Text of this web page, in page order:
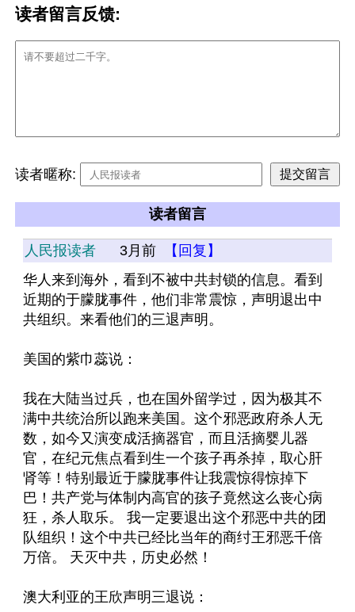
读者留言反馈:
读者暱称:
读者留言
人民报读者 3月前
【回复】
华人来到海外，看到不被中共封锁的信息。看到
近期的于朦胧事件，他们非常震惊，声明退出中
共组织。来看他们的三退声明。
美国的紫巾蕊说：
我在大陆当过兵，也在国外留学过，因为极其不
满中共统治所以跑来美国。这个邪恶政府杀人无
数，如今又演变成活摘器官，而且活摘婴儿器
官，在纪元焦点看到生一个孩子再杀掉，取心肝
肾等！特别最近于朦胧事件让我震惊得惊掉下
巴！共产党与体制内高官的孩子竟然这么丧心病
狂，杀人取乐。 我一定要退出这个邪恶中共的团
队组织！这个中共已经比当年的商纣王邪恶千倍
万倍。 天灭中共，历史必然！
澳大利亚的王欣声明三退说：